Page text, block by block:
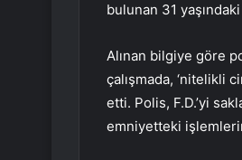
bulunan 31
Alınan bilgiye göre
çalışmada, ‘nitelikli
etti. Polis, F.D.’yi
emniyetteki